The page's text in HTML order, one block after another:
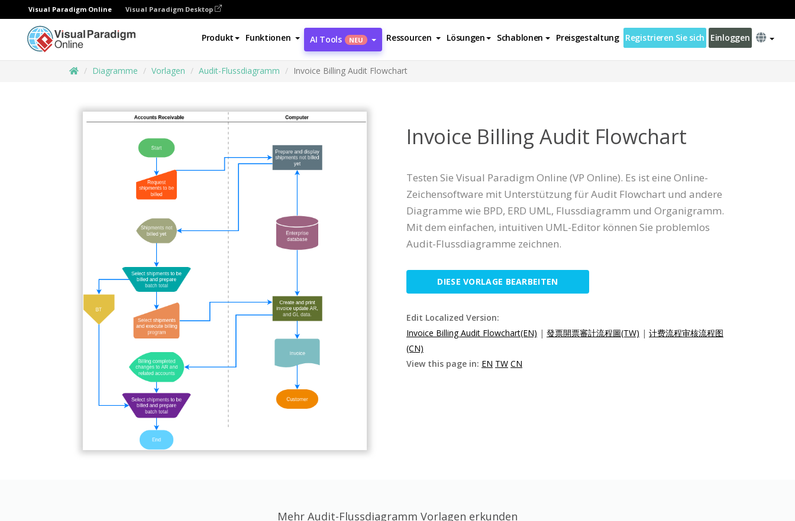
Visual Paradigm Online Visual Paradigm Desktop
Produkt Funktionen AI Tools NEU Ressourcen Lösungen Schablonen Preisgestaltung Registrieren Sie sich Einloggen
Diagramme Vorlagen Audit-Flussdiagramm Invoice Billing Audit Flowchart
Invoice Billing Audit Flowchart
Testen Sie Visual Paradigm Online (VP Online). Es ist eine Online-
Zeichensoftware mit Unterstützung für Audit Flowchart und andere
Diagramme wie BPD, ERD UML, Flussdiagramm und Organigramm.
Mit dem einfachen, intuitiven UML-Editor können Sie problemlos
Audit-Flussdiagramme zeichnen.
DIESE VORLAGE BEARBEITEN
Edit Localized Version:
Invoice Billing Audit Flowchart(EN) | 發票開票審計流程圖(TW) | 计费流程审核流程图
(CN)
View this page in: EN TW CN
Mehr Audit-Flussdiagramm Vorlagen erkunden